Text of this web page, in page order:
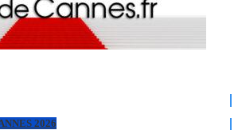
2026